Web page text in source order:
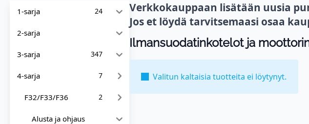
1-sarja 24
2-sarja
3-sarja 347
4-sarja 7
F32/F33/F36 2
Alusta ja ohjaus
Verkkokauppaan lisätään uusia
Jos et löydä tarvitsemaasi osaa
Ilmansuodatinkotelot ja
Valitun kaltaisia tuotteita ei löytynyt.